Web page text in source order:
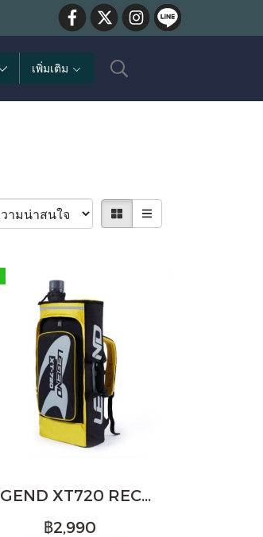
เพิ่มเติม
LEGEND XT720 RECURVE BACKPACK
฿2,990